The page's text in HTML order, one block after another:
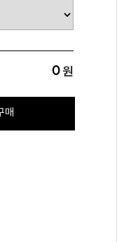
0원
매